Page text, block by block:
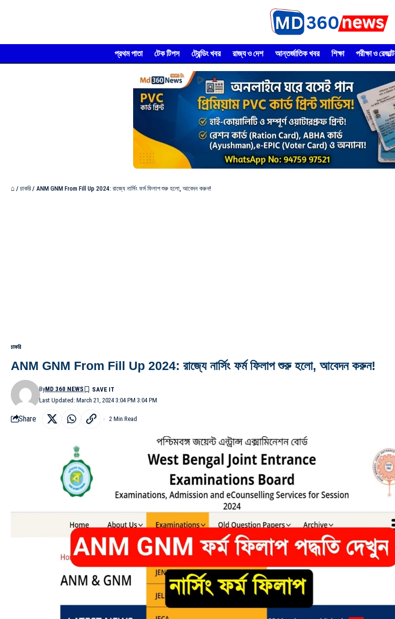
প্রথম পাতা টেক টিপস ট্রেন্ডিং খবর রাজ্য ও দেশ আন্তর্জাতিক খবর শিক্ষা পরীক্ষা ও রেজাল্ট
⌂ / চাকরি / ANM GNM From Fill Up 2024: রাজ্যে নার্সিং ফর্ম ফিলাপ শুরু হলো, আবেদন করুন!
চাকরি
ANM GNM From Fill Up 2024: রাজ্যে নার্সিং ফর্ম ফিলাপ শুরু হলো, আবেদন করুন!
Last Updated: March 21, 2024 3:04 PM 3:04 PM
ByMD 360 NEWS
Share 2 Min Read